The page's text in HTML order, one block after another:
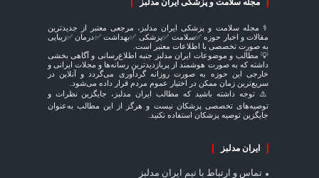
مجله سلامت و پزشکی ایران مدلبز
⚕️ مجله سلامت و پزشکی ایران مدلبز، مرجعی معتبر از جدیدترین
مقالات و اخبار حوزه ✅سلامت ✅پزشکی ✅بهداشت ✅درمان ✅زیبایی
به صورت تخصصی با اطلاعات معتبر است.
💡 مطالب و موضوعات ایران مدلبز جنبه اطلاع‌رسانی و آگاهی بخشی
داشته که به صورت هوشمند از پربازدیدترین رسانه‌ها و مجلات ایرانی و
خارجی این حوزه به صورت روزانه گردآوری می‌گردد و آنلاین در
سریع‌ترین زمان ممکن در اختیار عموم مردم قرار داده می‌شود.
⚠️ توجه داشته باشید که مطالب ایران مدلبز، جایگزین نظرات و
توصیه‌های تخصصی پزشکان نیست و هرگز از این مطالب به‌عنوان
جایگزین توصیه پزشکان استفاده نکنید.
ایران مدلبز
تماس و ارتباط با تیم ایران مدلبز